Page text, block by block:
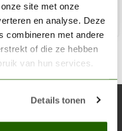
site met onze
en analyse. Deze
combineren met andere
of die ze hebben
van hun services.
Details tonen
laatste acties